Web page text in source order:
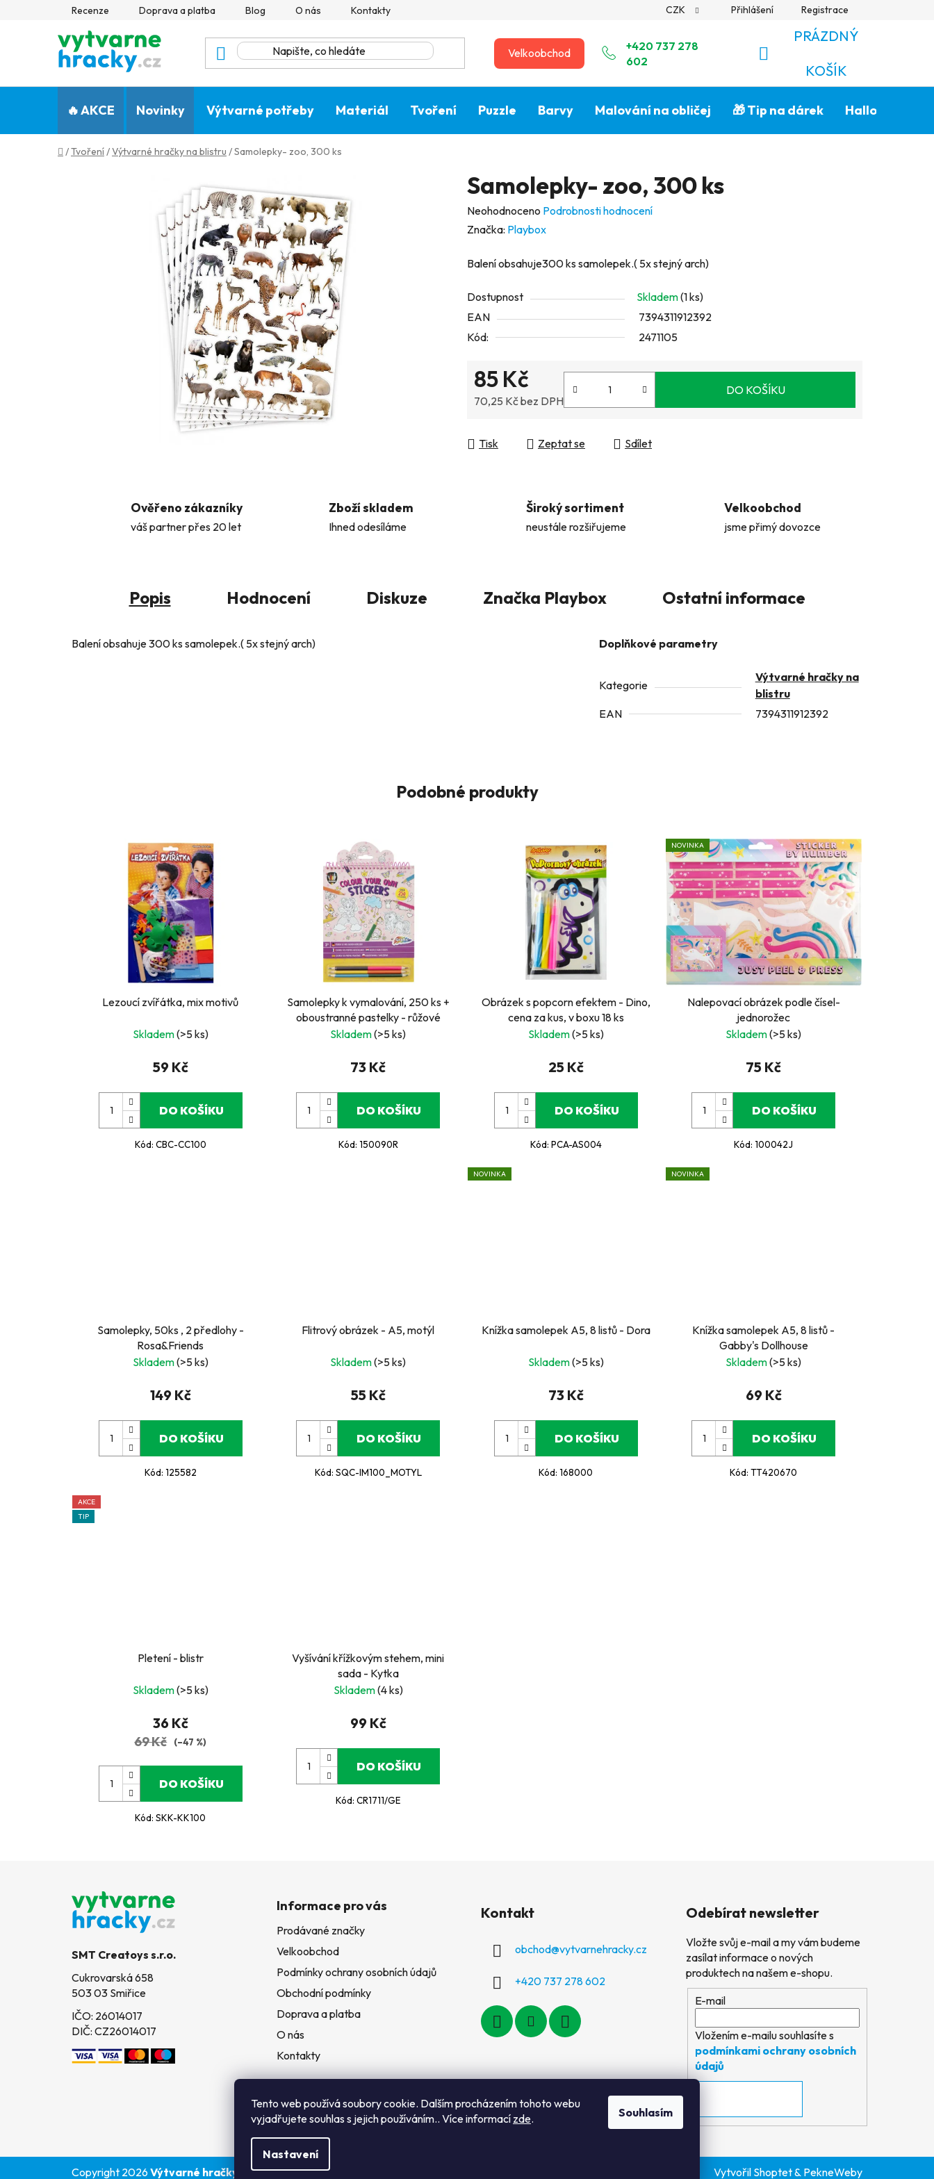
Tento web používá soubory cookie. Dalším procházením tohoto webu
vyjadřujete souhlas s jejich používáním.. Více informací zde.
Nastavení
Souhlasím
Recenze Doprava a platba Blog O nás Kontakty CZK Přihlášení Registrace
Velkoobchod
+420 737 278
602
NÁKUPNÍ
KOŠÍK
PRÁZDNÝ
KOŠÍK
🔥 AKCE Novinky Výtvarné potřeby Materiál Tvoření Puzzle Barvy Malování na obličej 🎁 Tip na dárek Halloween🎃
Domů
/Tvoření/Výtvarné hračky na blistru /Samolepky- zoo, 300 ks
Samolepky- zoo, 300 ks
Průměrné
hodnocení
je
z
5
hvězdiček.
Neohodnoceno Podrobnosti hodnocení
Značka: Playbox
Balení obsahuje300 ks samolepek.( 5x stejný arch)
Dostupnost Skladem(1 ks)
EAN
7394311912392
Kód:
2471105
85 Kč
70,25 Kč bez DPH
DO KOŠÍKU
Tisk Zeptat se Sdílet
Ověřeno zákazníky
váš partner přes 20 let
Zboží skladem
Ihned odesíláme
Široký sortiment
neustále rozšiřujeme
Velkoobchod
jsme přimý dovozce
Popis Hodnocení Diskuze Značka Playbox Ostatní informace
Balení obsahuje 300 ks samolepek.( 5x stejný arch) Doplňkové parametry
Kategorie
Výtvarné hračky na
blistru
EAN
7394311912392
Podobné produkty
Lezoucí zvířátka, mix motivů
Skladem(>5 ks)
59 Kč
DO KOŠÍKU
Kód: CBC-CC100
Samolepky k vymalování, 250 ks +
oboustranné pastelky - růžové
Skladem(>5 ks)
73 Kč
DO KOŠÍKU
Kód: 150090R
Obrázek s popcorn efektem - Dino,
cena za kus, v boxu 18 ks
Skladem(>5 ks)
25 Kč
DO KOŠÍKU
Kód: PCA-AS004
NOVINKA
Nalepovací obrázek podle čísel-
jednorožec
Skladem(>5 ks)
75 Kč
DO KOŠÍKU
Kód:100042J
Samolepky, 50ks , 2 předlohy -
Rosa&Friends
Skladem(>5 ks)
149 Kč
DO KOŠÍKU
Kód: 125582
Flitrový obrázek - A5, motýl
Skladem(>5 ks)
55 Kč
DO KOŠÍKU
Kód: SQC-IM100_MOTYL
NOVINKA
Knížka samolepek A5, 8 listů - Dora
Skladem(>5 ks)
73 Kč
DO KOŠÍKU
Kód:168000
NOVINKA
Knížka samolepek A5, 8 listů -
Gabby's Dollhouse
Skladem(>5 ks)
69 Kč
DO KOŠÍKU
Kód:TT420670
AKCE
TIP
Pletení - blistr
Skladem(>5 ks)
36 Kč
69 Kč (–47 %)
DO KOŠÍKU
Kód:SKK-KK100
Vyšívání křížkovým stehem, mini
sada - Kytka
Skladem(4 ks)
99 Kč
DO KOŠÍKU
Kód:CR1711/GE
SMT Creatoys s.r.o.
Cukrovarská 658
503 03 Smiřice
IČO: 26014017
DIČ: CZ26014017
Informace pro vás
Prodávané značky
Velkoobchod
Podmínky ochrany osobních údajů
Obchodní podmínky
Doprava a platba
O nás
Kontakty
Kontakt
obchod@vytvarnehracky.cz
+420 737 278 602
Odebírat newsletter
Vložte svůj e-mail a my vám budeme
zasílat informace o nových
produktech na našem e-shopu.
E-mail
Vložením e-mailu souhlasíte s
podmínkami ochrany osobních
údajů
Vytvořil Shoptet& PekneWeby
Copyright 2026Výtvarné hračky . Všechna práva vyhrazena.